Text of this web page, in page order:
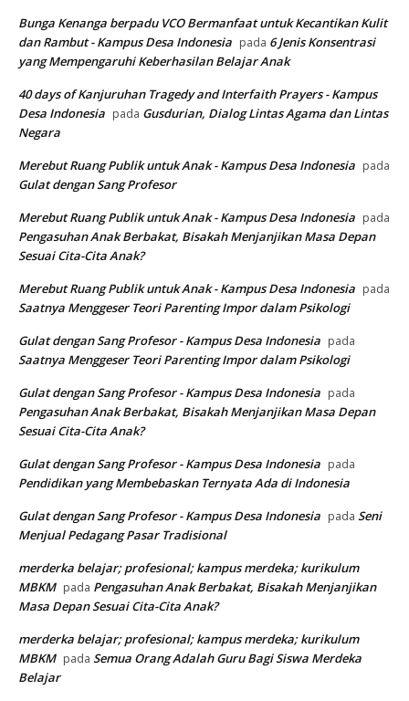
Bunga Kenanga berpadu VCO Bermanfaat untuk Kecantikan Kulit
dan Rambut - Kampus Desa Indonesia pada 6 Jenis Konsentrasi
yang Mempengaruhi Keberhasilan Belajar Anak
40 days of Kanjuruhan Tragedy and Interfaith Prayers - Kampus
Desa Indonesia pada Gusdurian, Dialog Lintas Agama dan Lintas
Negara
Merebut Ruang Publik untuk Anak - Kampus Desa Indonesia pada
Gulat dengan Sang Profesor
Merebut Ruang Publik untuk Anak - Kampus Desa Indonesia pada
Pengasuhan Anak Berbakat, Bisakah Menjanjikan Masa Depan
Sesuai Cita-Cita Anak?
Merebut Ruang Publik untuk Anak - Kampus Desa Indonesia pada
Saatnya Menggeser Teori Parenting Impor dalam Psikologi
Gulat dengan Sang Profesor - Kampus Desa Indonesia pada
Saatnya Menggeser Teori Parenting Impor dalam Psikologi
Gulat dengan Sang Profesor - Kampus Desa Indonesia pada
Pengasuhan Anak Berbakat, Bisakah Menjanjikan Masa Depan
Sesuai Cita-Cita Anak?
Gulat dengan Sang Profesor - Kampus Desa Indonesia pada
Pendidikan yang Membebaskan Ternyata Ada di Indonesia
Gulat dengan Sang Profesor - Kampus Desa Indonesia pada Seni
Menjual Pedagang Pasar Tradisional
merderka belajar; profesional; kampus merdeka; kurikulum
MBKM pada Pengasuhan Anak Berbakat, Bisakah Menjanjikan
Masa Depan Sesuai Cita-Cita Anak?
merderka belajar; profesional; kampus merdeka; kurikulum
MBKM pada Semua Orang Adalah Guru Bagi Siswa Merdeka
Belajar